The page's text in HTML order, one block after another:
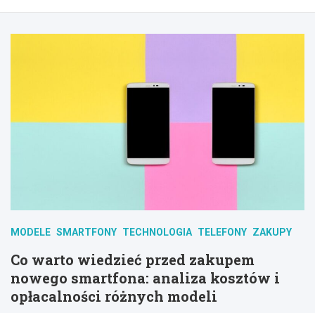
MODELE SMARTFONY TECHNOLOGIA TELEFONY ZAKUPY
Co warto wiedzieć przed zakupem
nowego smartfona: analiza kosztów i
opłacalności różnych modeli